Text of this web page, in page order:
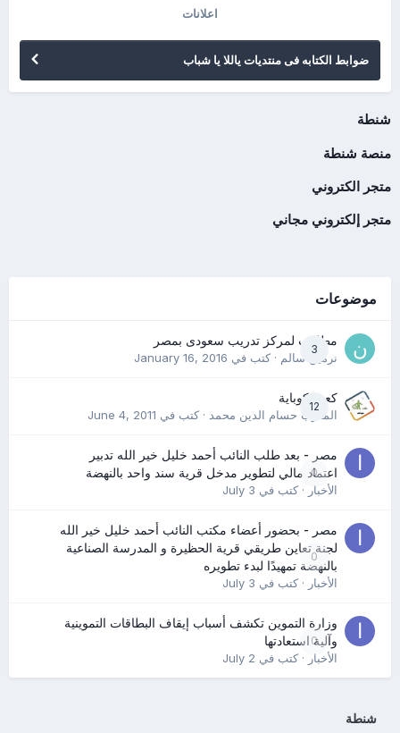
اعلانات
ضوابط الكتابه فى منتديات ياللا يا شباب
شنطة
منصة شنطة
متجر الكتروني
متجر إلكتروني مجاني
موضوعات
3
مطلوب لمركز تدريب سعودى بمصر
نرمين سالم· كتب في January 16, 2016
12
كعب كوباية
المدرب حسام الدين محمد· كتب في June 4, 2011
0
مصر - بعد طلب النائب أحمد خليل خير الله تدبير
اعتماد مالي لتطوير مدخل قرية سند واحد بالنهضة
الأخبار· كتب في July 3
0
مصر - بحضور أعضاء مكتب النائب أحمد خليل خير الله
لجنة تعاين طريقي قرية الحظيرة و المدرسة الصناعية
بالنهضة تمهيدًا لبدء تطويره
الأخبار· كتب في July 3
0
وزارة التموين تكشف أسباب إيقاف البطاقات التموينية
وآلية استعادتها
الأخبار· كتب في July 2
شنطة